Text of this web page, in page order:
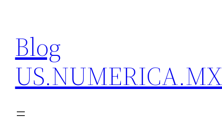
content
Blog